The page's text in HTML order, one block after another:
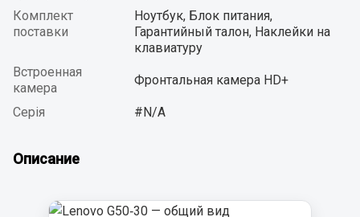
Комплект
поставки
Ноутбук, Блок питания,
Гарантийный талон, Наклейки на
клавиатуру
Встроенная
камера
Фронтальная камера HD+
Серія #N/A
Описание